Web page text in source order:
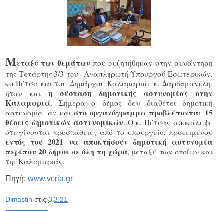
Μεταξύ των θεμάτων που συζητήθηκαν στην συνάντηση
της Τετάρτης 3/3 του Αναπληρωτή Υπουργού Εσωτερικών,
κο Πέτσα και του Δημάρχου Καλαμαριάς κ. Δαρδαμανέλη,
ήταν και η σύσταση δημοτικής αστυνομίας στην
Καλαμαριά. Σήμερα ο δήμος δεν διαθέτει δημοτική
αστυνομία, αν και στο οργανόγραμμα προβλέπονται 15
θέσεις δημοτικών αστυνομικών. Ο κ. Πέτσας αποκάλυψε
ότι γίνονται προσπάθειες από το υπουργείο, προκειμένου
εντός του 2021 να αποκτήσουν δημοτική αστυνομία
περίπου 20 δήμοι σε όλη τη χώρα, μεταξύ των οποίων και
της Καλαμαριάς.
Πηγή: www.voria.gr
Dimastin στις 3.3.21